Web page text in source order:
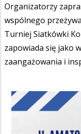
Organizatorzy
wspólnego
Turniej Siatkówki
zapowiada się jako
zaangażowania i